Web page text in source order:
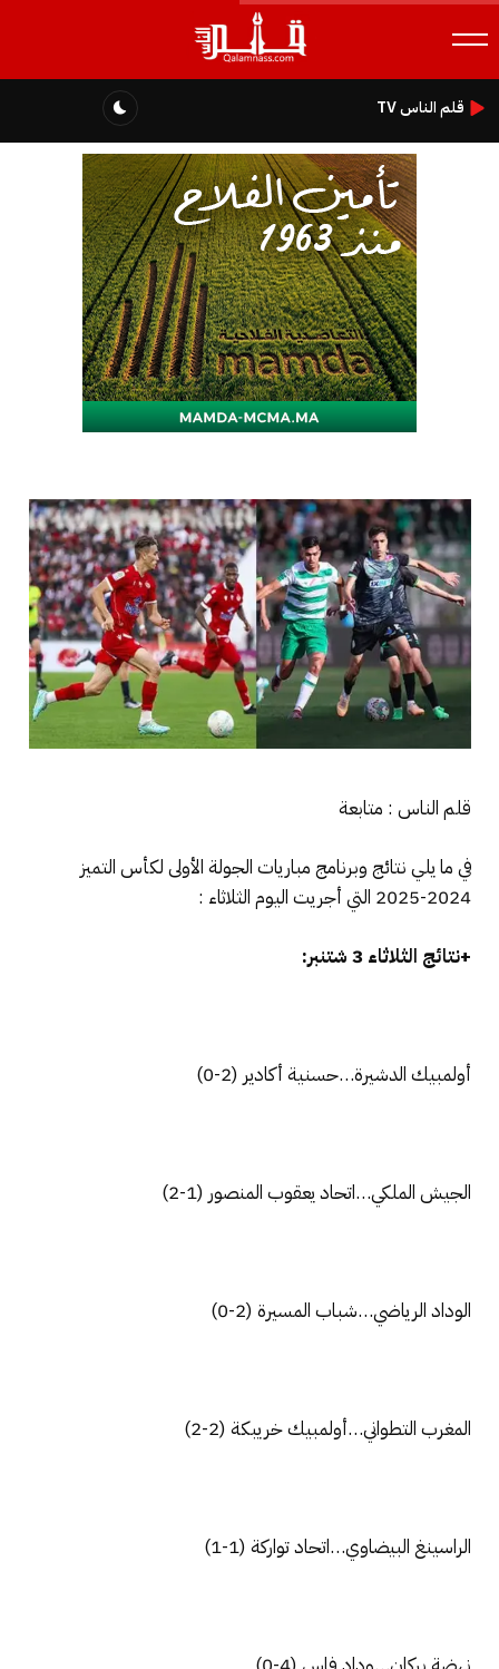
قلم الناس TV
قلم الناس : متابعة
في ما يلي نتائج وبرنامج مباريات الجولة الأولى لكأس التميز
2024-2025 التي أجريت اليوم الثلاثاء :
+نتائج الثلاثاء 3 شتنبر:
أولمبيك الدشيرة…حسنية أكادير (2-0)
الجيش الملكي…اتحاد يعقوب المنصور (1-2)
الوداد الرياضي…شباب المسيرة (2-0)
المغرب التطواني…أولمبيك خريبكة (2-2)
الراسينغ البيضاوي…اتحاد تواركة (1-1)